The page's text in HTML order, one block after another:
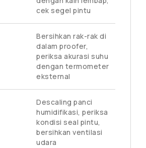
cek segel pintu
Bersihkan rak-rak di
dalam proofer,
periksa akurasi suhu
dengan termometer
eksternal
Descaling panci
humidifikasi, periksa
kondisi seal pintu,
bersihkan ventilasi
udara